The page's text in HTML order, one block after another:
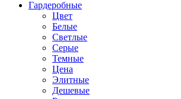
Гардеробные
Цвет
Белые
Светлые
Серые
Темные
Цена
Элитные
Дешевые